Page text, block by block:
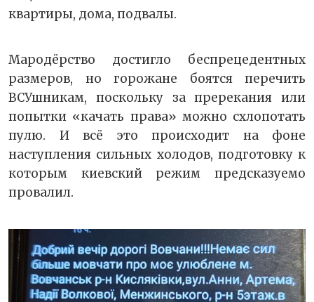
квартиры, дома, подвалы.
Мародёрство достигло беспрецедентных
размеров, но горожане боятся перечить
ВСУшникам, поскольку за пререкания или
попытки «качать права» можно схлопотать
пулю. И всё это происходит на фоне
наступления сильных холодов, подготовку к
которым киевский режим предсказуемо
провалил.